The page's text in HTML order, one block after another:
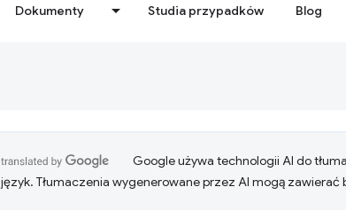
Dokumenty Studia przypadków Blog
Google używa technologii AI do
język. Tłumaczenia wygenerowane przez AI mogą zawierać